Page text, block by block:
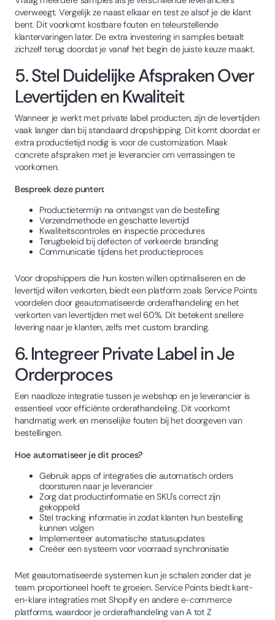
overweegt. Vergelijk ze naast elkaar en test ze alsof je de klant
bent. Dit voorkomt kostbare fouten en teleurstellende
klantervaringen later. De extra investering in samples betaalt
zichzelf terug doordat je vanaf het begin de juiste keuze maakt.
5. Stel Duidelijke Afspraken Over
Levertijden en Kwaliteit
Wanneer je werkt met private label producten, zijn de levertijden
vaak langer dan bij standaard dropshipping. Dit komt doordat er
extra productietijd nodig is voor de customization. Maak
concrete afspraken met je leverancier om verrassingen te
voorkomen.
Bespreek deze punten:
Productietermijn na ontvangst van de bestelling
Verzendmethode en geschatte levertijd
Kwaliteitscontroles en inspectie procedures
Terugbeleid bij defecten of verkeerde branding
Communicatie tijdens het productieproces
Voor dropshippers die hun kosten willen optimaliseren en de
levertijd willen verkorten, biedt een platform zoals Service Points
voordelen door geautomatiseerde orderafhandeling en het
verkorten van levertijden met wel 60%. Dit betekent snellere
levering naar je klanten, zelfs met custom branding.
6. Integreer Private Label in Je
Orderproces
Een naadloze integratie tussen je webshop en je leverancier is
essentieel voor efficiënte orderafhandeling. Dit voorkomt
handmatig werk en menselijke fouten bij het doorgeven van
bestellingen.
Hoe automatiseer je dit proces?
Gebruik apps of integraties die automatisch orders
doorsturen naar je leverancier
Zorg dat productinformatie en SKU's correct zijn
gekoppeld
Stel tracking informatie in zodat klanten hun bestelling
kunnen volgen
Implementeer automatische statusupdates
Creëer een systeem voor voorraad synchronisatie
Met geautomatiseerde systemen kun je schalen zonder dat je
team proportioneel hoeft te groeien. Service Points biedt kant-
en-klare integraties met Shopify en andere e-commerce
platforms, waardoor je orderafhandeling van A tot Z